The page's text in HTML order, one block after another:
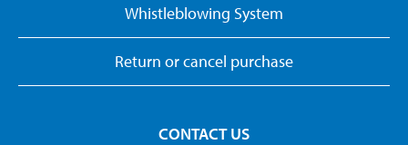
Whistleblowing System
Return or cancel purchase
CONTACT US